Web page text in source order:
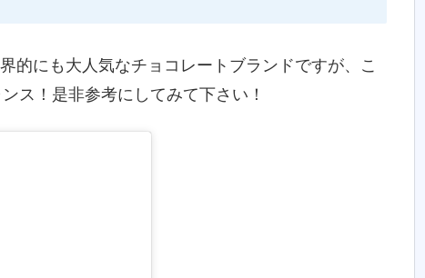
的にも大人気なチョコレートブランドですが、こ
ス！是非参考にしてみて下さい！